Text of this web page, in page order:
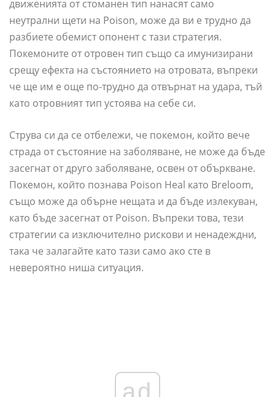
движенията от стоманен тип нанасят само
неутрални щети на Poison, може да ви е трудно да
разбиете обемист опонент с тази стратегия.
Покемоните от отровен тип също са имунизирани
срещу ефекта на състоянието на отровата, въпреки
че ще им е още по-трудно да отвърнат на удара, тъй
като отровният тип устоява на себе си.
Струва си да се отбележи, че покемон, който вече
страда от състояние на заболяване, не може да бъде
засегнат от друго заболяване, освен от объркване.
Покемон, който познава Poison Heal като Breloom,
също може да обърне нещата и да бъде излекуван,
като бъде засегнат от Poison. Въпреки това, тези
стратегии са изключително рискови и ненадеждни,
така че залагайте като тази само ако сте в
невероятно ниша ситуация.
ad